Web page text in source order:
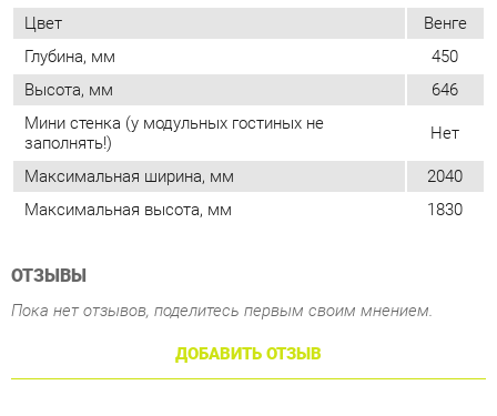
Мини стенка (у модульных гостиных не
заполнять!)
Нет
Максимальная ширина, мм
2040
Максимальная высота, мм
1830
ОТЗЫВЫ
Пока нет отзывов, поделитесь первым своим мнением.